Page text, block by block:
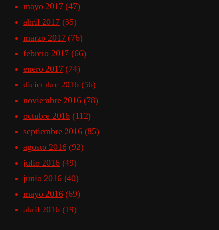
mayo 2017 (47)
abril 2017 (35)
marzo 2017 (76)
febrero 2017 (66)
enero 2017 (74)
diciembre 2016 (56)
noviembre 2016 (78)
octubre 2016 (112)
septiembre 2016 (85)
agosto 2016 (92)
julio 2016 (49)
junio 2016 (40)
mayo 2016 (69)
abril 2016 (19)